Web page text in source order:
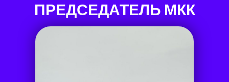
ПРЕДСЕДАТЕЛЬ МКК